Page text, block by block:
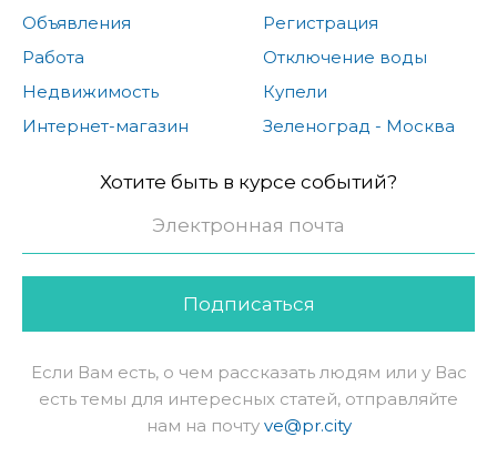
Объявления
Работа
Недвижимость
Интернет-магазин
Регистрация
Отключение воды
Купели
Зеленоград - Москва
Хотите быть в курсе событий?
Подписаться
Если Вам есть, о чем рассказать людям или у Вас
есть темы для интересных статей, отправляйте
нам на почту ve@pr.city